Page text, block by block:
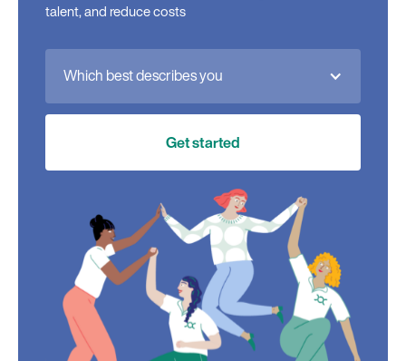
talent, and reduce costs
Which best describes you
Get started